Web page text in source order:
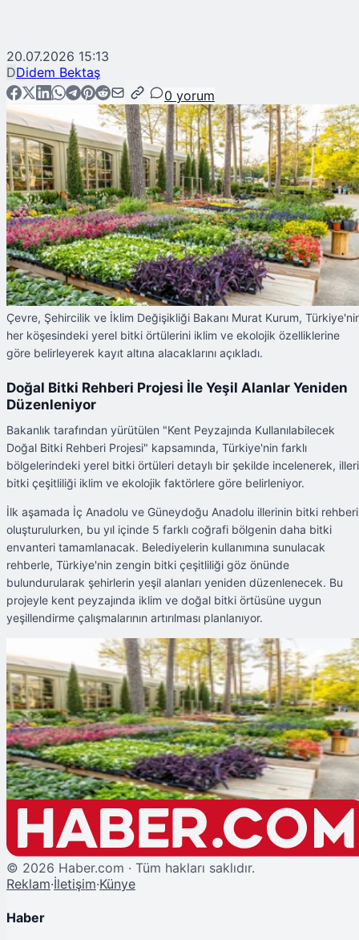
20.07.2026 15:13
DDidem Bektaş
0 yorum
Çevre, Şehircilik ve İklim Değişikliği Bakanı Murat Kurum,
her köşesindeki yerel bitki örtülerini iklim ve ekolojik özelliklerine
göre belirleyerek kayıt altına alacaklarını açıkladı.
Doğal Bitki Rehberi Projesi İle Yeşil Alanlar Yeniden
Düzenleniyor
Bakanlık tarafından yürütülen "Kent Peyzajında Kullanılabilecek
Doğal Bitki Rehberi Projesi" kapsamında, Türkiye'nin farklı
bölgelerindeki yerel bitki örtüleri detaylı bir şekilde incelenerek,
bitki çeşitliliği iklim ve ekolojik faktörlere göre belirleniyor.
İlk aşamada İç Anadolu ve Güneydoğu Anadolu illerinin bitki rehberi
oluşturulurken, bu yıl içinde 5 farklı coğrafi bölgenin daha bitki
envanteri tamamlanacak. Belediyelerin kullanımına sunulacak
rehberle, Türkiye'nin zengin bitki çeşitliliği göz önünde
bulundurularak şehirlerin yeşil alanları yeniden düzenlenecek. Bu
projeyle kent peyzajında iklim ve doğal bitki örtüsüne uygun
yeşillendirme çalışmalarının artırılması planlanıyor.
Şu An Okunan
81 İlin Bitki Rehberi Hazırlanıyor
© 2026 Haber.com · Tüm hakları saklıdır.
Reklam·İletişim·Künye
Haber